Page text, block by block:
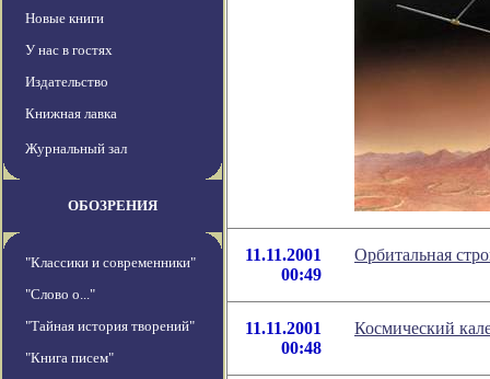
Новые книги
У нас в гостях
Издательство
Книжная лавка
Журнальный зал
ОБОЗРЕНИЯ
"Классики и современники"
"Слово о..."
"Тайная история творений"
"Книга писем"
11.11.2001
00:49
Орбитальная
11.11.2001
00:48
Космический